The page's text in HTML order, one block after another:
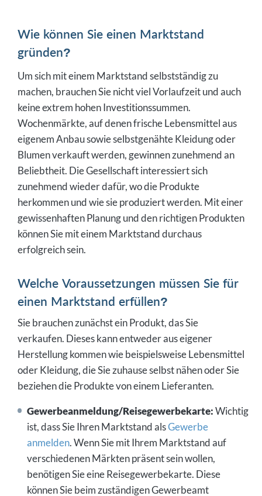
Wie können Sie einen Marktstand
gründen?
Um sich mit einem Marktstand selbstständig zu
machen, brauchen Sie nicht viel Vorlaufzeit und auch
keine extrem hohen Investitionssummen.
Wochenmärkte, auf denen frische Lebensmittel aus
eigenem Anbau sowie selbstgenähte Kleidung oder
Blumen verkauft werden, gewinnen zunehmend an
Beliebtheit. Die Gesellschaft interessiert sich
zunehmend wieder dafür, wo die Produkte
herkommen und wie sie produziert werden. Mit einer
gewissenhaften Planung und den richtigen Produkten
können Sie mit einem Marktstand durchaus
erfolgreich sein.
Welche Voraussetzungen müssen Sie für
einen Marktstand erfüllen?
Sie brauchen zunächst ein Produkt, das Sie
verkaufen. Dieses kann entweder aus eigener
Herstellung kommen wie beispielsweise Lebensmittel
oder Kleidung, die Sie zuhause selbst nähen oder Sie
beziehen die Produkte von einem Lieferanten.
Gewerbeanmeldung/Reisegewerbekarte:Wichtig
ist, dass Sie Ihren Marktstand alsGewerbe
anmelden. Wenn Sie mit Ihrem Marktstand auf
verschiedenen Märkten präsent sein wollen,
benötigen Sie eine Reisegewerbekarte. Diese
können Sie beim zuständigen Gewerbeamt